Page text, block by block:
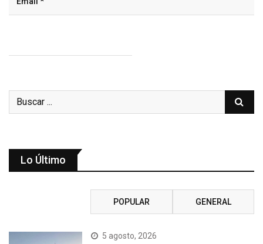
Lo Último
POPULAR GENERAL
5 agosto, 2026